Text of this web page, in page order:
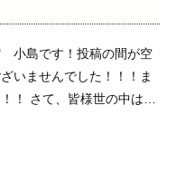
小島です！投稿の間が空
いませんでした！！！ま
！ さて、皆様世の中はゴ